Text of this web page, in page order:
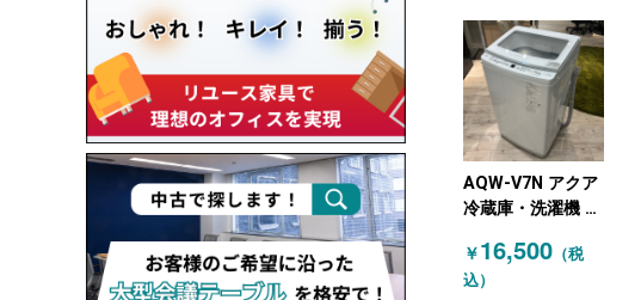
AQW-V7N アクア
冷蔵庫・洗濯機 洗
ホワイト
￥16,500 （税
込）